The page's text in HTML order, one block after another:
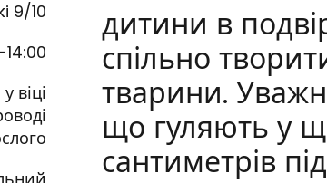
9/10
14:00
віці
дитини в
спільно
тварини.
що гуляють у
сантиметрів